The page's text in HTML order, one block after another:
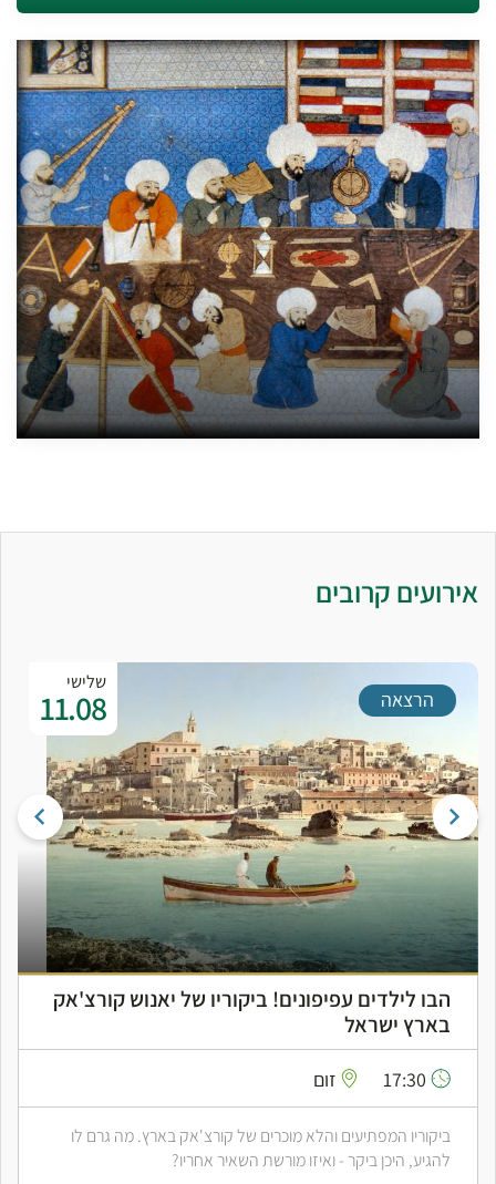
אירועים קרובים
שלישי
11.08 הרצאה
הבו לילדים עפיפונים! ביקוריו של יאנוש קורצ'אק
בארץ ישראל
זום
ביקוריו המפתיעים והלא מוכרים של קורצ'אק בארץ. מה גרם לו
להגיע, היכן ביקר - ואיזו מורשת השאיר אחריו?